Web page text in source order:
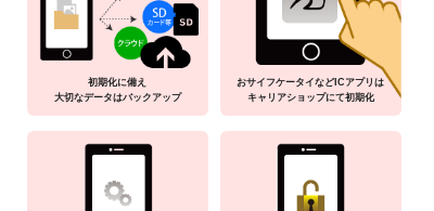
初期化に備え
大切なデータはバックアップ
おサイフケータイなどICアプリは
キャリアショップにて初期化